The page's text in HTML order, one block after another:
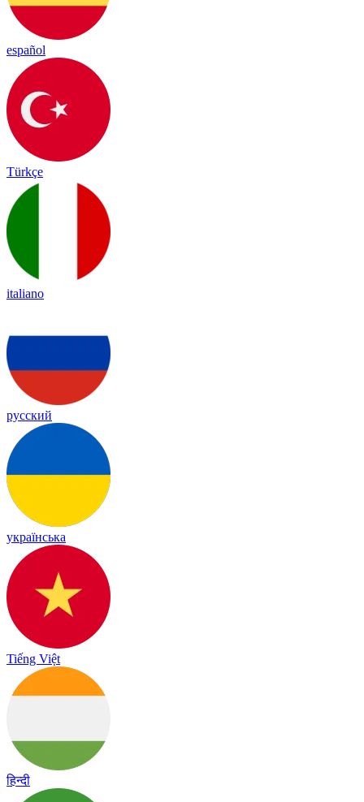
español
Türkçe
italiano
русский
українська
Tiếng Việt
हिन्दी